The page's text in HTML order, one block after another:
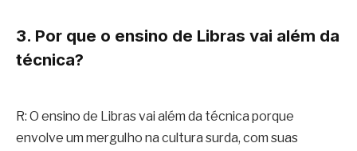
3. Por que o ensino de Libras vai além da
técnica?
R: O ensino de Libras vai além da técnica porque
envolve um mergulho na cultura surda, com suas